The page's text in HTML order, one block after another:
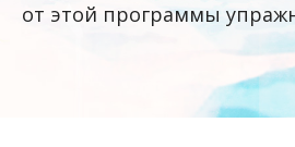
от этой программы